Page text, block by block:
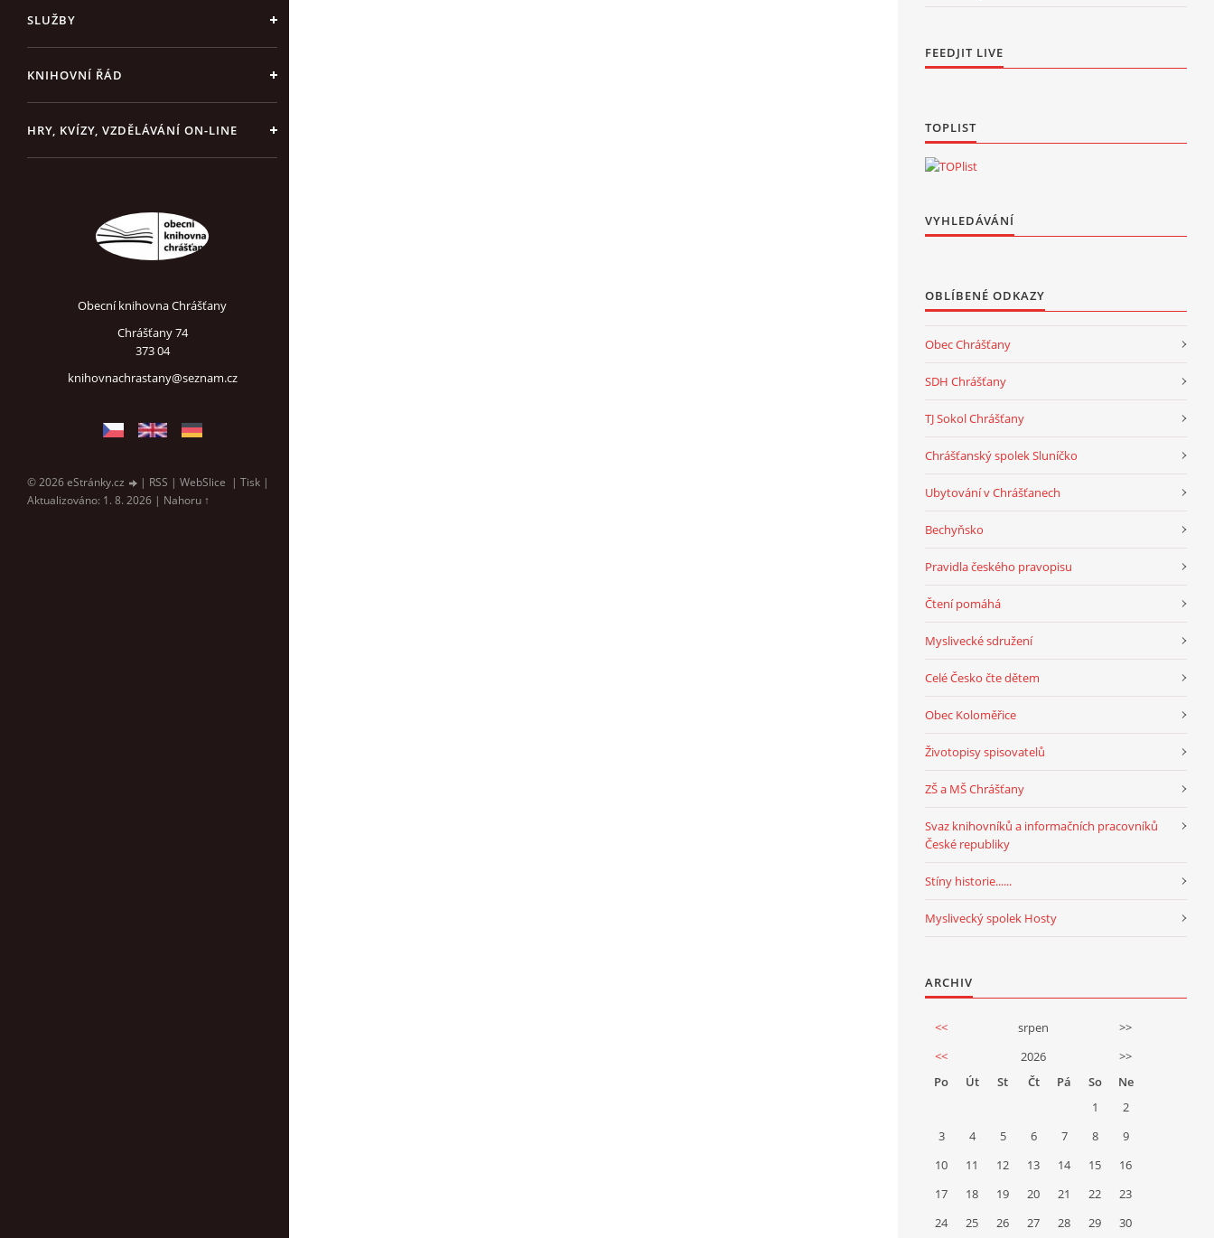
SLUŽBY
KNIHOVNÍ ŘÁD
HRY, KVÍZY, VZDĚLÁVÁNÍ ON-LINE
Obecní knihovna Chrášťany
Chrášťany 74
373 04
knihovnachrastany@seznam.cz
© 2026 eStránky.cz | RSS | WebSlice | Tisk |
Aktualizováno: 1. 8. 2026 | Nahoru ↑
FEEDJIT LIVE
TOPLIST
VYHLEDÁVÁNÍ
OBLÍBENÉ ODKAZY
Obec Chrášťany
SDH Chrášťany
TJ Sokol Chrášťany
Chrášťanský spolek Sluníčko
Ubytování v Chrášťanech
Bechyňsko
Pravidla českého pravopisu
Čtení pomáhá
Myslivecké sdružení
Celé Česko čte dětem
Obec Koloměřice
Životopisy spisovatelů
ZŠ a MŠ Chrášťany
Svaz knihovníků a informačních pracovníků
České republiky
Stíny historie......
Myslivecký spolek Hosty
ARCHIV
<< srpen
>>
<<
2026
>>
Po
Út St Čt Pá So
Ne
1
2
3
4 5 6 7 8
9
10
11 12 13 14 15
16
17
18 19 20 21 22
23
24
25 26 27 28 29 30